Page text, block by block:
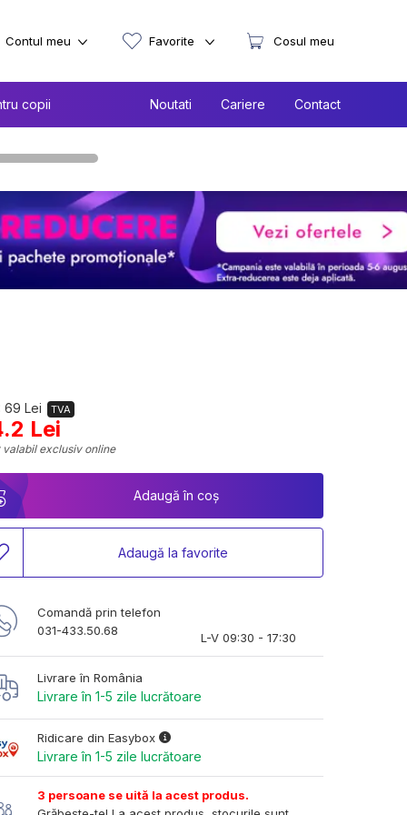
copii Noutati Cariere Contact
Contul meu Favorite Cosul meu
69 Lei TVA
Lei
valabil exclusiv online
Adaugă în coș
Adaugă la favorite
Comandă prin telefon
031-433.50.68
L-V 09:30 - 17:30
Livrare în România
Livrare în 1-5 zile lucrătoare
Ridicare din Easybox
Livrare în 1-5 zile lucrătoare
3 persoane se uită la acest produs.